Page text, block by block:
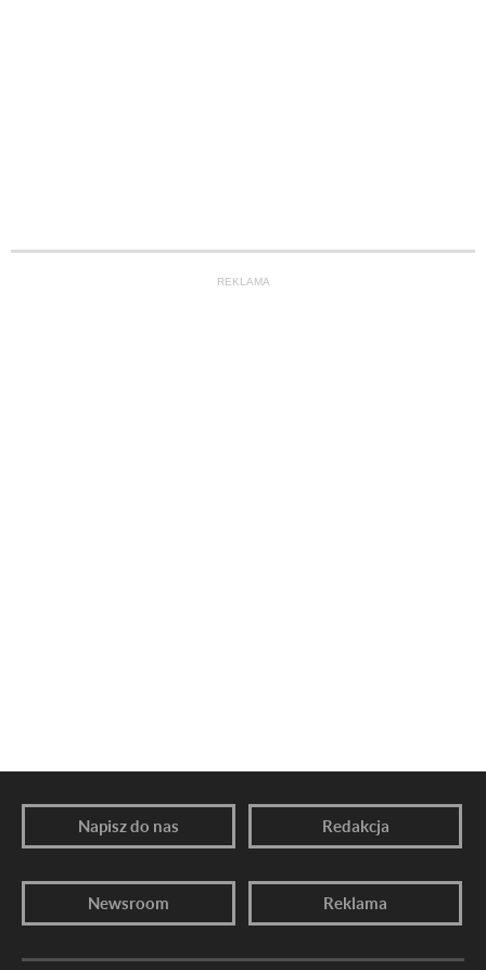
REKLAMA
Napisz do nas Redakcja
Newsroom Reklama